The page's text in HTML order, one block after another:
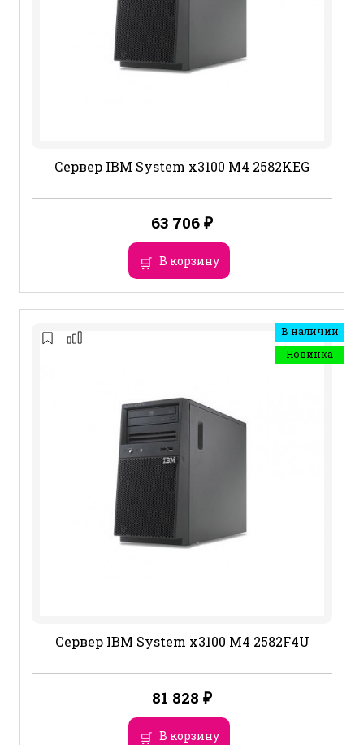
Сервер IBM System x3100 M4 2582KEG
63 706 ₽
В корзину
В наличии
Новинка
Сервер IBM System x3100 M4 2582F4U
81 828 ₽
В корзину